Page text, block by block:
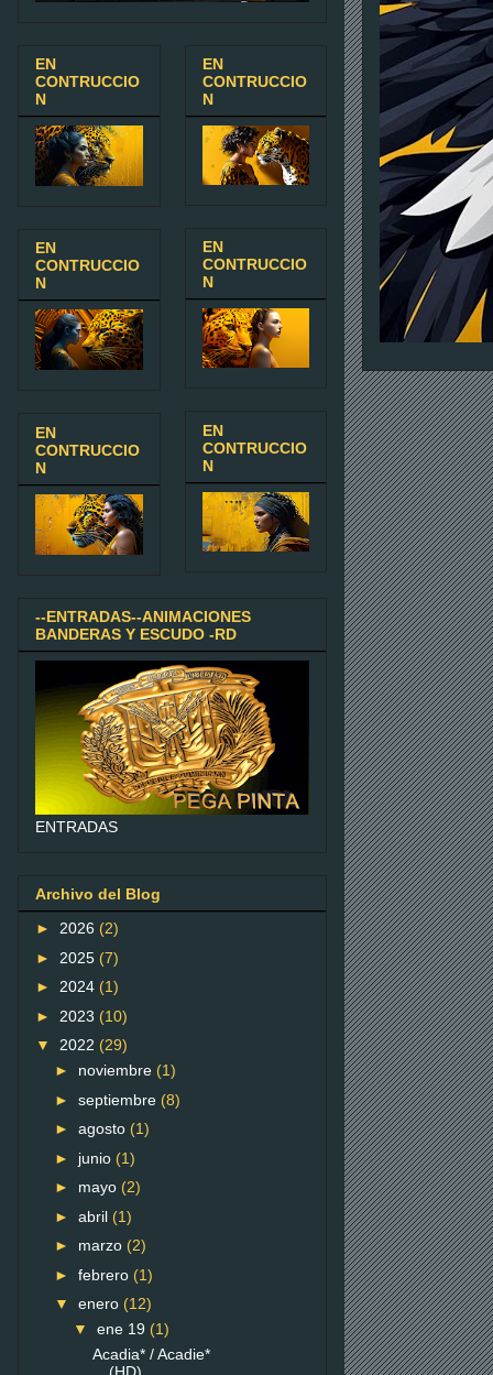
EN
CONTRUCCIO
N
EN
CONTRUCCIO
N
EN
CONTRUCCIO
N
EN
CONTRUCCIO
N
EN
CONTRUCCIO
N
EN
CONTRUCCIO
N
--ENTRADAS--ANIMACIONES
BANDERAS Y ESCUDO -RD
ENTRADAS
Archivo del Blog
► 2026 (2)
► 2025 (7)
► 2024 (1)
► 2023 (10)
▼ 2022 (29)
► noviembre (1)
► septiembre (8)
► agosto (1)
► junio (1)
► mayo (2)
► abril (1)
► marzo (2)
► febrero (1)
▼ enero (12)
▼ ene 19 (1)
Acadia* / Acadie*